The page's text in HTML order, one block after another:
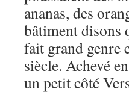
ananas, des
bâtiment disons
fait grand genre
siècle. Achevé
un petit côté